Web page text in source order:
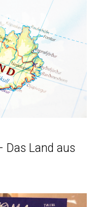
Das Land aus